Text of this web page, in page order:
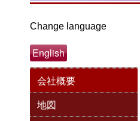
Change language
English
会社概要
地図